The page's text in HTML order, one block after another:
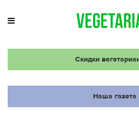
Скидки
Наша газета